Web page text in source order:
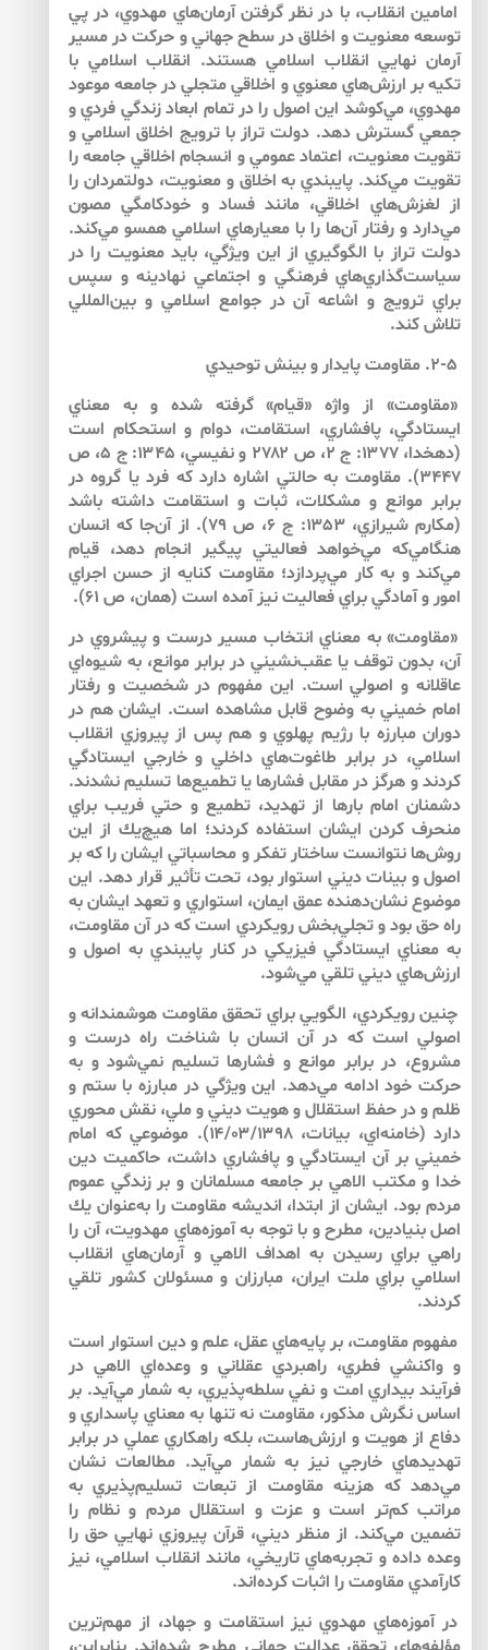
امامين انقلاب، با در نظر گرفتن آرمان‌هاي مهدوي، در پي
توسعه معنويت و اخلاق در سطح جهاني و حركت در مسير
آرمان نهايي انقلاب اسلامي هستند. انقلاب اسلامي با
تكيه بر ارزش‌هاي معنوي و اخلاقي متجلي در جامعه موعود
مهدوي، مي‌كوشد اين اصول را در تمام ابعاد زندگي فردي و
جمعي گسترش دهد. دولت تراز با ترويج اخلاق اسلامي و
تقويت معنويت، اعتماد عمومي و انسجام اخلاقي جامعه را
تقويت مي‌كند. پايبندي به اخلاق و معنويت، دولتمردان را
از لغزش‌هاي اخلاقي، مانند فساد و خودكامگي مصون
مي‌دارد و رفتار آن‌ها را با معيارهاي اسلامي همسو مي‌كند.
دولت تراز با الگوگيري از اين ويژگي، بايد معنويت را در
سياست‌گذاري‌هاي فرهنگي و اجتماعي نهادينه و سپس
براي ترويج و اشاعه آن در جوامع اسلامي و بين‌المللي
تلاش كند.
۲-۵. مقاومت پايدار و بينش توحيدي
«مقاومت» از واژه «قيام» گرفته شده و به معناي
ايستادگي، پافشاري، استقامت، دوام و استحكام است
(دهخدا، ۱۳۷۷: ج ۲، ص ۲۷۸۲ و نفيسي، ۱۳۴۵: ج ۵، ص
۳۴۴۷). مقاومت به حالتي اشاره دارد كه فرد يا گروه در
برابر موانع و مشكلات، ثبات و استقامت داشته باشد
(مكارم شيرازي، ۱۳۵۳: ج ۶، ص ۷۹). از آن‌جا كه انسان
هنگامي‌كه مي‌خواهد فعاليتي پيگير انجام دهد، قيام
مي‌كند و به كار مي‌پردازد؛ مقاومت كنايه از حسن اجراي
امور و آمادگي براي فعاليت نيز آمده است (همان، ص ۶۱).
«مقاومت» به معناي انتخاب مسير درست و پيشروي در
آن، بدون توقف يا عقب‌نشيني در برابر موانع، به شيوه‌اي
عاقلانه و اصولي است. اين مفهوم در شخصيت و رفتار
امام خميني به‌ وضوح قابل مشاهده است. ايشان هم در
دوران مبارزه با رژيم پهلوي و هم پس از پيروزي انقلاب
اسلامي، در برابر طاغوت‌هاي داخلي و خارجي ايستادگي
كردند و هرگز در مقابل فشارها يا تطميع‌ها تسليم نشدند.
دشمنان امام بارها از تهديد، تطميع و حتي فريب براي
منحرف كردن ايشان استفاده كردند؛ اما هيچ‌يك از اين
روش‌ها نتوانست ساختار تفكر و محاسباتي ايشان را كه بر
اصول و بينات ديني استوار بود، تحت تأثير قرار دهد. اين
موضوع نشان‌دهنده عمق ايمان، استواري و تعهد ايشان به
راه حق بود و تجلي‌بخش رويكردي است كه در آن مقاومت،
به معناي ايستادگي فيزيكي در كنار پايبندي به اصول و
ارزش‌هاي ديني تلقي مي‌شود.
چنين رويكردي، الگويي براي تحقق مقاومت هوشمندانه و
اصولي است كه در آن انسان با شناخت راه درست و
مشروع، در برابر موانع و فشارها تسليم نمي‌شود و به
حركت خود ادامه مي‌دهد. اين ويژگي در مبارزه با ستم و
ظلم و در حفظ استقلال و هويت ديني و ملي، نقش محوري
دارد (خامنه‌اي، بيانات، ۱۴/۰۳/۱۳۹۸). موضوعي كه امام
خميني بر آن ايستادگي و پافشاري داشت، حاكميت دين
خدا و مكتب الاهي بر جامعه مسلمانان و بر زندگي عموم
مردم بود. ايشان از ابتدا، انديشه مقاومت را به‌عنوان يك
اصل بنيادين، مطرح و با توجه به آموزه‌هاي مهدويت، آن را
راهي براي رسيدن به اهداف الاهي و آرمان‌هاي انقلاب
اسلامي براي ملت ايران، مبارزان و مسئولان كشور تلقي
كردند.
مفهوم مقاومت، بر پايه‌هاي عقل، علم و دين استوار است
و واكنشي فطري، راهبردي عقلاني و وعده‌اي الاهي در
فرآيند بيداري امت و نفي سلطه‌پذيري، به شمار مي‌آيد. بر
اساس نگرش مذكور، مقاومت نه ‌تنها به معناي پاسداري و
دفاع از هويت و ارزش‌هاست، بلكه راهكاري عملي در برابر
تهديدهاي خارجي نيز به شمار مي‌آيد. مطالعات نشان
مي‌دهد كه هزينه مقاومت از تبعات تسليم‌پذيري به
‌مراتب كم‌تر است و عزت و استقلال مردم و نظام را
تضمين مي‌كند. از منظر ديني، قرآن پيروزي نهايي حق را
وعده داده و تجربه‌هاي تاريخي، مانند انقلاب اسلامي، نيز
كارآمدي مقاومت را اثبات كرده‌اند.
در آموزه‌هاي مهدوي نيز استقامت و جهاد، از مهم‌ترين